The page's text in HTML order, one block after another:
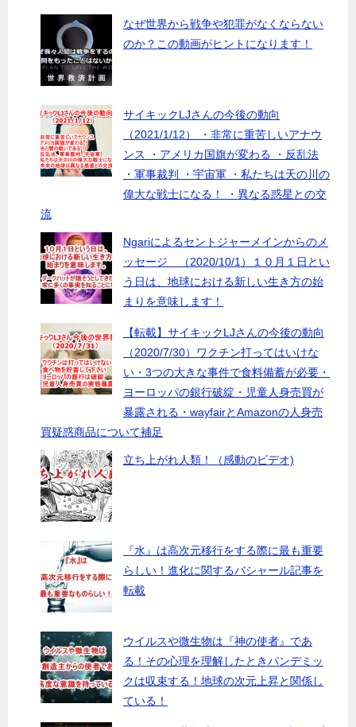
なぜ世界から戦争や犯罪がなくならない
のか？この動画がヒントになります！
サイキックLJさんの今後の動向
（2021/1/12） ・非常に重苦しいアナウ
ンス ・アメリカ国旗が変わる ・反乱法
・軍事裁判 ・宇宙軍 ・私たちは天の川の
偉大な戦士になる！ ・異なる惑星との交
流
Ngariによるセントジャーメインからのメ
ッセージ （2020/10/1）１０月１日とい
う日は、地球における新しい生き方の始
まりを意味します！
【転載】サイキックLJさんの今後の動向
（2020/7/30）ワクチン打ってはいけな
い・3つの大きな事件で食料備蓄が必要・
ヨーロッパの銀行破綻・児童人身売買が
暴露される・wayfairとAmazonの人身売
買疑惑商品について補足
立ち上がれ人類！（感動のビデオ)
『水』は高次元移行をする際に最も重要
らしい！進化に関するバシャール記事を
転載
ウイルスや微生物は『神の使者』であ
る！その心理を理解したときパンデミッ
クは収束する！地球の次元上昇と関係し
ている！